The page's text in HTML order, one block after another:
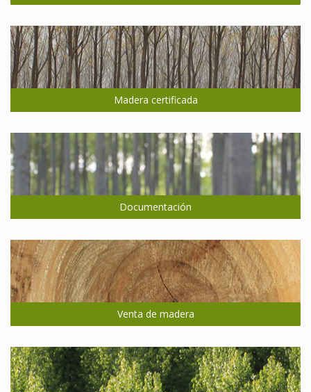
Madera certificada
Documentación
Venta de madera